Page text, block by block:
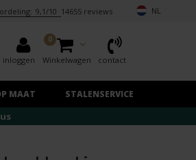
9,1/10 14655 reviews NL
inloggen
0
Winkelwagen contact
MAAT STALENSERVICE